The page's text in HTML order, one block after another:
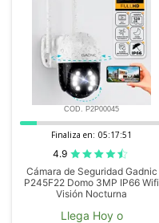
COD. P2P00045
Finaliza en: 05:17:50
4.9
Cámara de Seguridad Gadnic
P245F22 Domo 3MP IP66 Wifi
Visión Nocturna
Llega Hoy o